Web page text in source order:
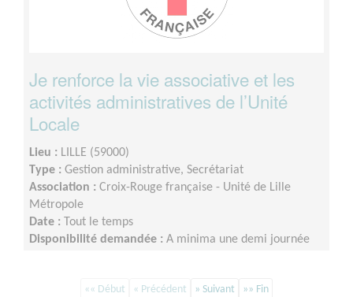
Je renforce la vie associative et les
activités administratives de l’Unité
Locale
Lieu : LILLE (59000)
Type : Gestion administrative, Secrétariat
Association : Croix-Rouge française - Unité de Lille
Métropole
Date : Tout le temps
Disponibilité demandée : A minima une demi journée
«« Début « Précédent » Suivant »» Fin